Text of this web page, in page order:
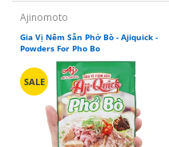
Ajinomoto
Gia Vị Nêm Sẵn Phở Bò - Ajiquick -
Powders For Pho Bo
SALE